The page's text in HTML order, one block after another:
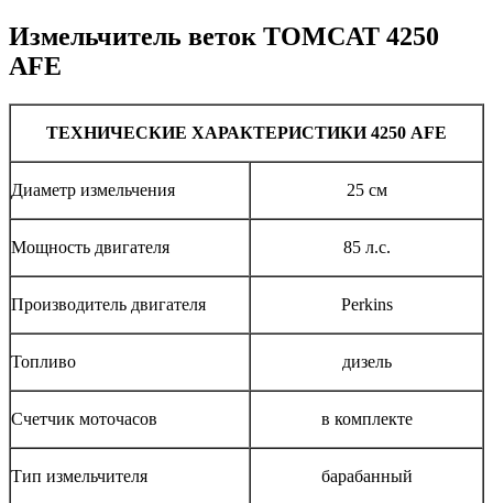
Измельчитель веток TOMCAT 4250
AFE
ТЕХНИЧЕСКИЕ ХАРАКТЕРИСТИКИ 4250 AFE
Диаметр измельчения 25 см
Мощность двигателя 85 л.с.
Производитель двигателя Perkins
Топливо дизель
Счетчик моточасов в комплекте
Тип измельчителя барабанный